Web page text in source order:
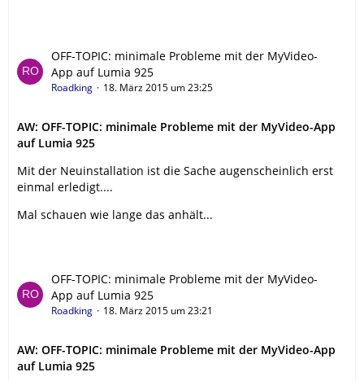
OFF-TOPIC: minimale Probleme mit der MyVideo-
App auf Lumia 925
Roadking 18. März 2015 um 23:25
AW: OFF-TOPIC: minimale Probleme mit der MyVideo-App
auf Lumia 925
Mit der Neuinstallation ist die Sache augenscheinlich erst
einmal erledigt....
Mal schauen wie lange das anhält...
OFF-TOPIC: minimale Probleme mit der MyVideo-
App auf Lumia 925
Roadking 18. März 2015 um 23:21
AW: OFF-TOPIC: minimale Probleme mit der MyVideo-App
auf Lumia 925